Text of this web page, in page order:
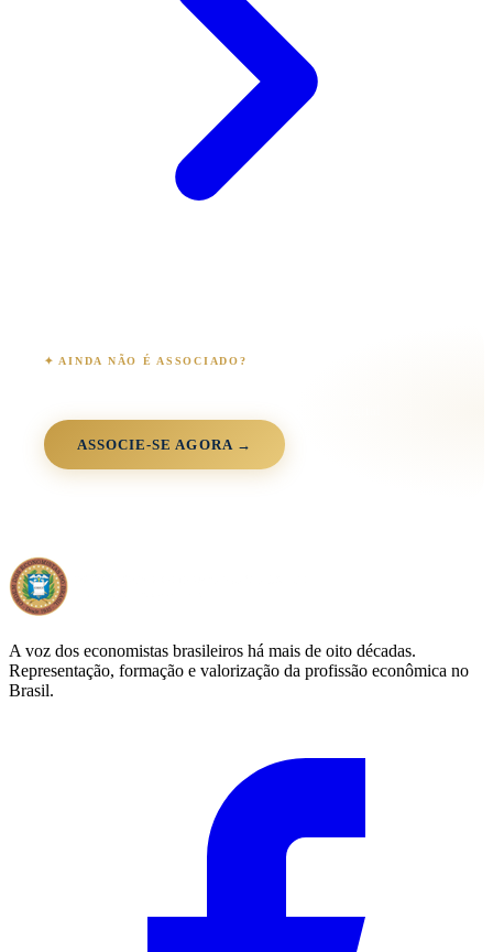
✦ AINDA NÃO É ASSOCIADO?
ASSOCIE-SE AGORA →
A voz dos economistas brasileiros há mais de oito décadas.
Representação, formação e valorização da profissão econômica no
Brasil.